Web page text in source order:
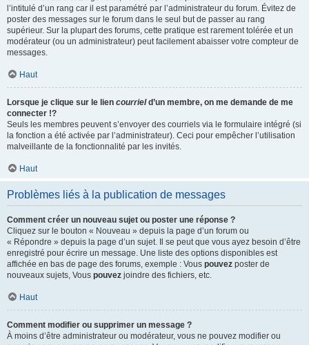
l’intitulé d’un rang car il est paramétré par l’administrateur du forum. Évitez de
poster des messages sur le forum dans le seul but de passer au rang
supérieur. Sur la plupart des forums, cette pratique est rarement tolérée et un
modérateur (ou un administrateur) peut facilement abaisser votre compteur de
messages.
Haut
Lorsque je clique sur le lien courrield’un membre, on me demande de me
connecter !?
Seuls les membres peuvent s’envoyer des courriels via le formulaire intégré (si
la fonction a été activée par l’administrateur). Ceci pour empêcher l’utilisation
malveillante de la fonctionnalité par les invités.
Haut
Problèmes liés à la publication de messages
Comment créer un nouveau sujet ou poster une réponse ?
Cliquez sur le bouton « Nouveau » depuis la page d’un forum ou
« Répondre » depuis la page d’un sujet. Il se peut que vous ayez besoin d’être
enregistré pour écrire un message. Une liste des options disponibles est
affichée en bas de page des forums, exemple : Vous pouvez poster de
nouveaux sujets, Vous pouvez joindre des fichiers, etc.
Haut
Comment modifier ou supprimer un message ?
À moins d’être administrateur ou modérateur, vous ne pouvez modifier ou